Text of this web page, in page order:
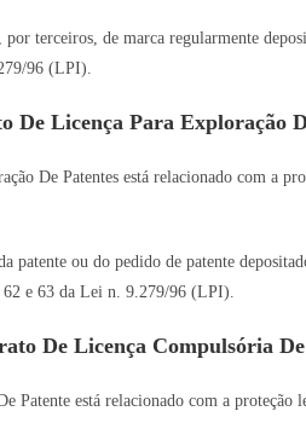
terceiros, de marca regularmente
96 (LPI).
De Licença Para Exploração
De Patentes está relacionado com a
patente ou do pedido de patente
e 63 da Lei n. 9.279/96 (LPI).
De Licença Compulsória
Patente está relacionado com a proteção